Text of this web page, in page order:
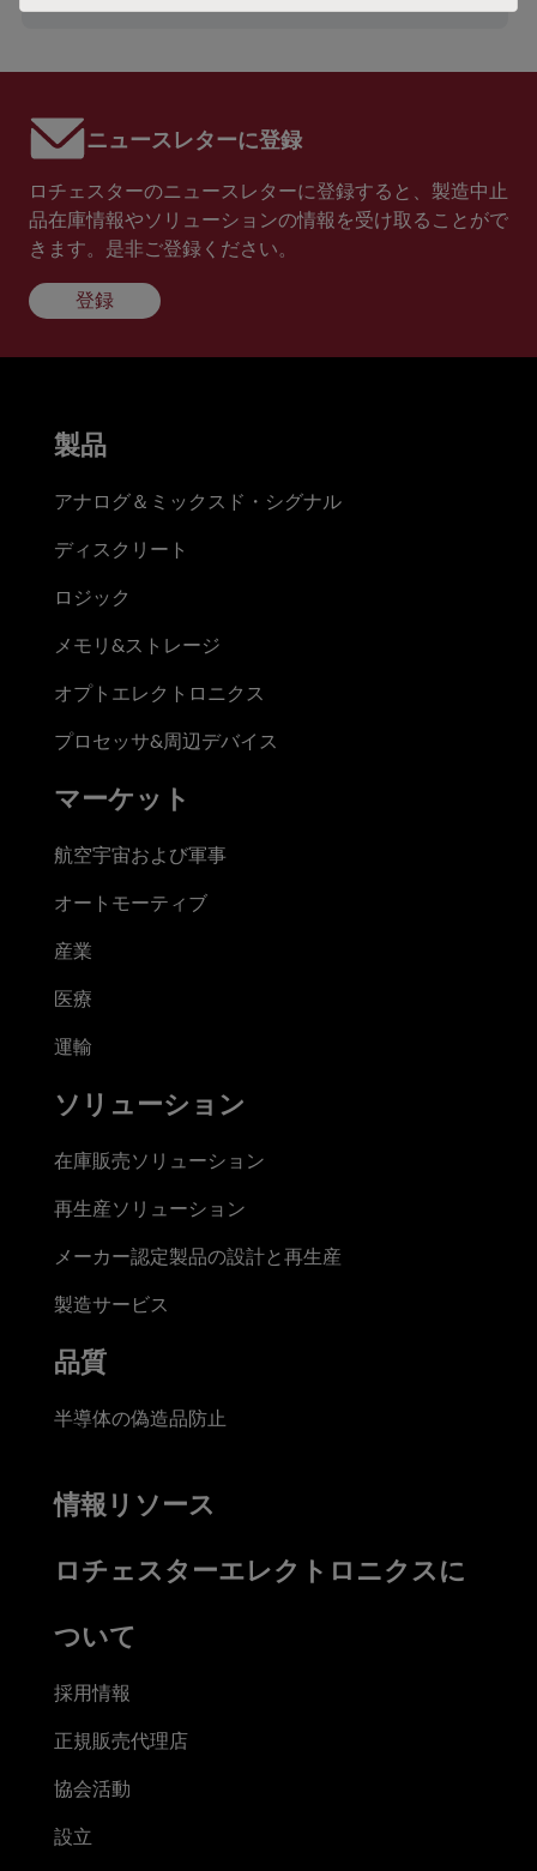
ニュースレターに登録
ロチェスターのニュースレターに登録すると、製造中止
品在庫情報やソリューションの情報を受け取ることがで
きます。是非ご登録ください。
登録
製品
アナログ＆ミックスド・シグナル
ディスクリート
ロジック
メモリ&ストレージ
オプトエレクトロニクス
プロセッサ&周辺デバイス
マーケット
航空宇宙および軍事
オートモーティブ
産業
医療
運輸
ソリューション
在庫販売ソリューション
再生産ソリューション
メーカー認定製品の設計と再生産
製造サービス
品質
半導体の偽造品防止
情報リソース
ロチェスターエレクトロニクスに
ついて
採用情報
正規販売代理店
協会活動
設立